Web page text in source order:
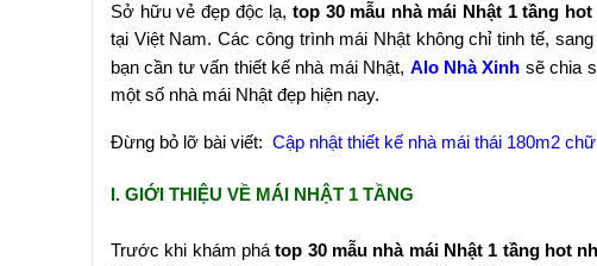
Sở hữu vẻ đẹp độc lạ, top 30 mẫu nhà mái Nhật 1 tầng
tại Việt Nam. Các công trình mái Nhật không chỉ tinh tế,
bạn cần tư vấn thiết kế nhà mái Nhật, Alo Nhà Xinh sẽ chia
một số nhà mái Nhật đẹp hiện nay.
Đừng bỏ lỡ bài viết: Cập nhật thiết kế nhà mái thái 180m2
I. GIỚI THIỆU VỀ MÁI NHẬT 1 TẦNG
Trước khi khám phátop 30 mẫu nhà mái Nhật 1 tầng hot